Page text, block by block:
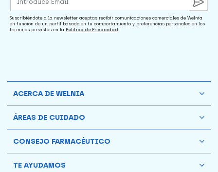
Suscribiéndote a la newsletter aceptas recibir comunicaciones comerciales de Welnia
en función de un perfil basado en tu comportamiento y preferencias personales en los
términos previstos en la Política de Privacidad
ACERCA DE WELNIA
ÁREAS DE CUIDADO
CONSEJO FARMACÉUTICO
TE AYUDAMOS